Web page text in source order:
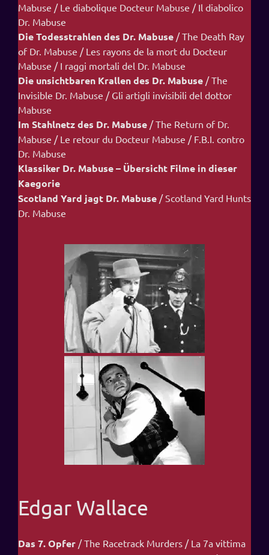
Mabuse / Le diabolique Docteur Mabuse / Il diabolico
Dr. Mabuse
Die Todesstrahlen des Dr. Mabuse/ The Death Ray
of Dr. Mabuse / Les rayons de la mort du Docteur
Mabuse / I raggi mortali del Dr. Mabuse
Die unsichtbaren Krallen des Dr. Mabuse/ The
Invisible Dr. Mabuse / Gli artigli invisibili del dottor
Mabuse
Im Stahlnetz des Dr. Mabuse/ The Return of Dr.
Mabuse / Le retour du Docteur Mabuse / F.B.I. contro
Dr. Mabuse
Klassiker Dr. Mabuse – Übersicht Filme in dieser
Kaegorie
Scotland Yard jagt Dr. Mabuse/ Scotland Yard Hunts
Dr. Mabuse
Edgar Wallace
Das 7. Opfer/ The Racetrack Murders / La 7a vittima